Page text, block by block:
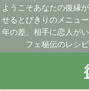
ようこそあなたの復縁
せるとびきりのメニュ
年の差、相手に恋人が
フェ秘伝のレシ